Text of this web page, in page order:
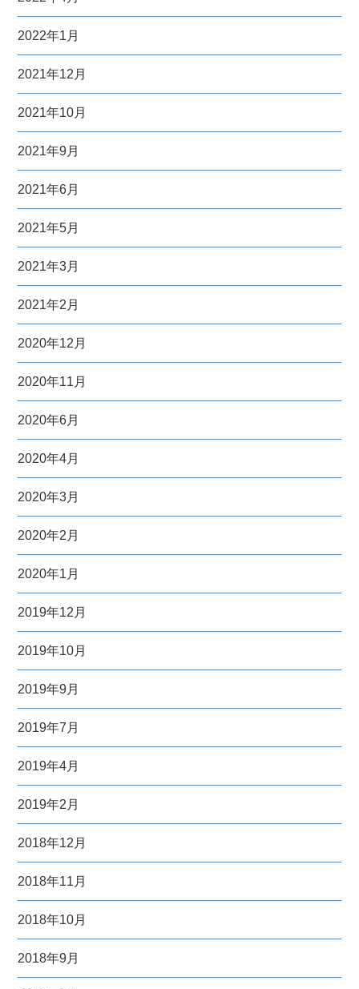
2022年1月
2021年12月
2021年10月
2021年9月
2021年6月
2021年5月
2021年3月
2021年2月
2020年12月
2020年11月
2020年6月
2020年4月
2020年3月
2020年2月
2020年1月
2019年12月
2019年10月
2019年9月
2019年7月
2019年4月
2019年2月
2018年12月
2018年11月
2018年10月
2018年9月